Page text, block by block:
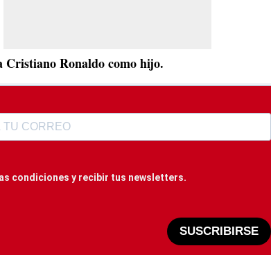
Cristiano Ronaldo como hijo.
condiciones y recibir tus newsletters.
SUSCRIBIRSE